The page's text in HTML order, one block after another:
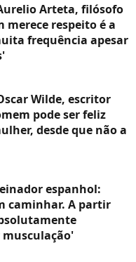
Arteta, filósofo
merece respeito é a
frequência apesar
Wilde, escritor
pode ser feliz
desde que não a
espanhol:
caminhar. A partir
musculação'